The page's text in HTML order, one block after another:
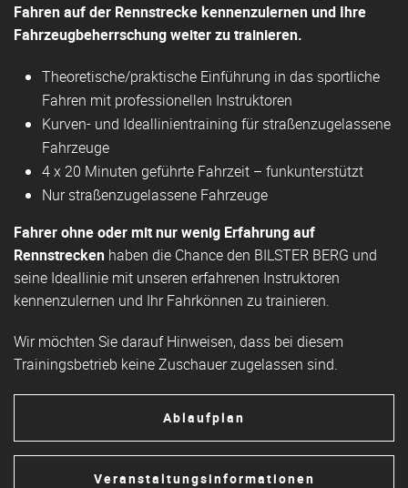
Fahren auf der Rennstrecke kennenzulernen und Ihre
Fahrzeugbeherrschung weiter zu trainieren.
Theoretische/praktische Einführung in das sportliche
Fahren mit professionellen Instruktoren
Kurven- und Ideallinientraining für straßenzugelassene
Fahrzeuge
4 x 20 Minuten geführte Fahrzeit – funkunterstützt
Nur straßenzugelassene Fahrzeuge
Fahrerohne oder mit nur wenig Erfahrung auf
Rennstrecken haben die Chance den BILSTER BERG und
seine Ideallinie mit unseren erfahrenen Instruktoren
kennenzulernen und Ihr Fahrkönnen zu trainieren.
Wir möchten Sie darauf Hinweisen, dass bei diesem
Trainingsbetrieb keine Zuschauer zugelassen sind.
Ablaufplan
Veranstaltungsinformationen